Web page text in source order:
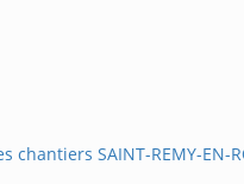
chantiers SAINT-REMY-EN-